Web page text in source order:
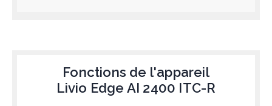
Fonctions de l'appareil
Livio Edge AI 2400 ITC-R